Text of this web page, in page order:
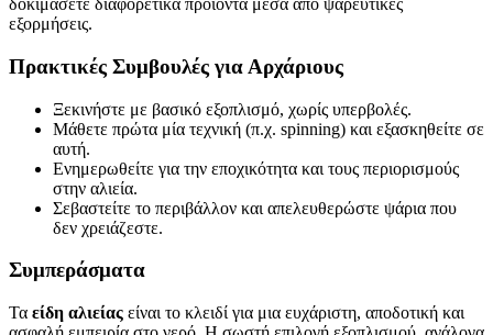
δοκιμάσετε διαφορετικά προϊόντα μέσα από ψαρευτικές
εξορμήσεις.
Πρακτικές Συμβουλές για Αρχάριους
Ξεκινήστε με βασικό εξοπλισμό, χωρίς υπερβολές.
Μάθετε πρώτα μία τεχνική (π.χ. spinning) και εξασκηθείτε σε
αυτή.
Ενημερωθείτε για την εποχικότητα και τους περιορισμούς
στην αλιεία.
Σεβαστείτε το περιβάλλον και απελευθερώστε ψάρια που
δεν χρειάζεστε.
Συμπεράσματα
Τα είδη αλιείας είναι το κλειδί για μια ευχάριστη, αποδοτική και